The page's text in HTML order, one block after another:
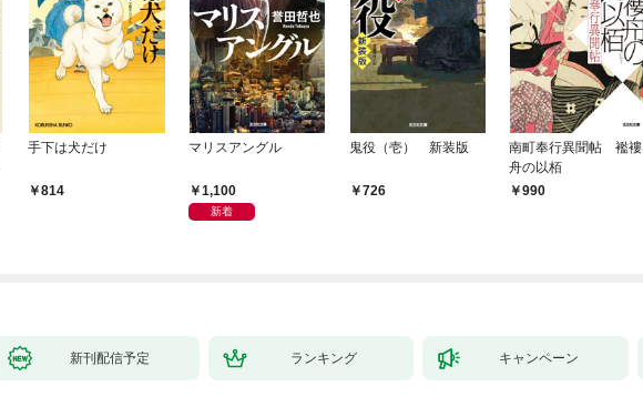
手下は犬だけ
814
マリスアングル
1,100
新着
鬼役（壱） 新装版
726
南町奉行異聞帖 襤褸
舟の以栢
990
新刊配信予定 ランキング キャンペーン